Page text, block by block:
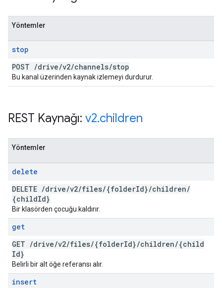
Yöntemler
stop
POST /drive/v2/channels/stop
Bu kanal üzerinden kaynak izlemeyi durdurur.
REST Kaynağı: v2.children
Yöntemler
delete
DELETE /drive/v2/files/{folderId}/children/
{childId}
Bir klasörden çocuğu kaldırır.
get
GET /drive/v2/files/{folderId}/children/{child
Id}
Belirli bir alt öğe referansı alır.
insert